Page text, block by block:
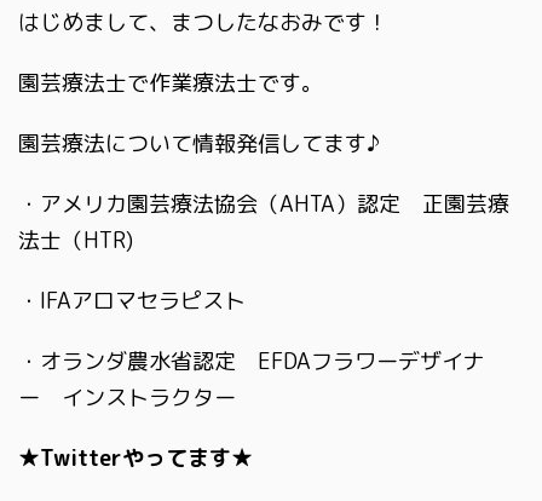
はじめまして、まつしたなおみです！
園芸療法士で作業療法士です。
園芸療法について情報発信してます♪
・アメリカ園芸療法協会（AHTA）認定 正園芸療
法士（HTR)
・IFAアロマセラピスト
・オランダ農水省認定 EFDAフラワーデザイナ
ー インストラクター
★Twitterやってます★